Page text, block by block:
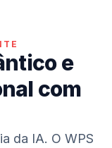
e
com
da IA. O WPS